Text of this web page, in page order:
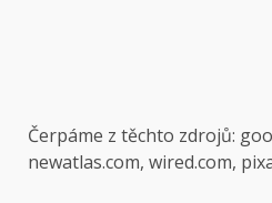
Čerpáme z těchto zdrojů:
newatlas.com, wired.com,